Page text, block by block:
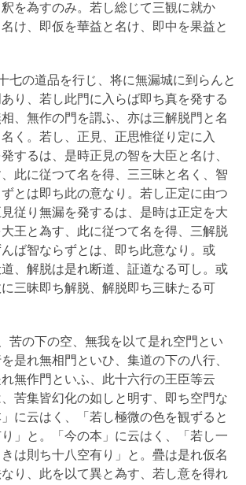
を為すのみ。若し総じて三観に就か
け、即仮を華益と名け、即中を果益と
七の道品を行じ、将に無漏城に到らんと
り、若し此門に入らば即ち真を発する
、無作の門を謂ふ、亦は三解脱門と名
く。若し、正見、正思惟従り定に入
するは、是時正見の智を大臣と名け、
此に従つて名を得、三三昧と名く、智
とは即ち此の意なり。若し正定に由つ
従り無漏を発するは、是時は正定を大
王と為す、此に従つて名を得、三解脱
ば智ならずとは、即ち此意なり。或
、解脱は是れ断道、証道なる可し。或
三昧即ち解脱、解脱即ち三昧たる可
苦の下の空、無我を以て是れ空門とい
是れ無相門といひ、集道の下の八行、
無作門といふ、此十六行の王臣等云
苦集皆幻化の如しと明す、即ち空門な
に云はく、「若し極微の色を観ずると
」と。「今の本」に云はく、「若し一
は則ち十八空有り」と。疊は是れ仮名
り、此を以て異と為す、若し意を得れ